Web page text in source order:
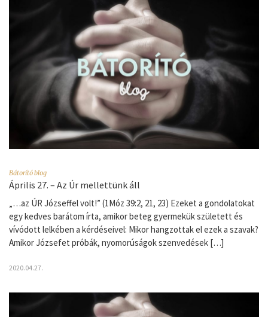
Bátorító blog
Április 27. – Az Úr mellettünk áll
„…az ÚR Józseffel volt!” (1Móz 39:2, 21, 23) Ezeket a gondolatokat
egy kedves barátom írta, amikor beteg gyermekük született és
vívódott lelkében a kérdéseivel: Mikor hangzottak el ezek a szavak?
Amikor Józsefet próbák, nyomorúságok szenvedések […]
2020.04.27.